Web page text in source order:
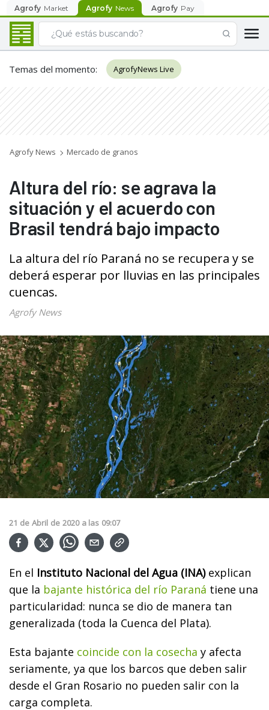
Agrofy Market Agrofy News Agrofy Pay
Temas del momento: AgrofyNews Live
Agrofy News Mercado de granos
Altura del río: se agrava la
situación y el acuerdo con
Brasil tendrá bajo impacto
La altura del río Paraná no se recupera y se
deberá esperar por lluvias en las principales
cuencas.
Agrofy News
21 de Abril de 2020 a las 09:07
En el Instituto Nacional del Agua (INA)explican
que la bajante histórica del río Paraná tiene una
particularidad: nunca se dio de manera tan
generalizada (toda la Cuenca del Plata).
Esta bajante coincide con la cosecha y afecta
seriamente, ya que los barcos que deben salir
desde el Gran Rosario no pueden salir con la
carga completa.